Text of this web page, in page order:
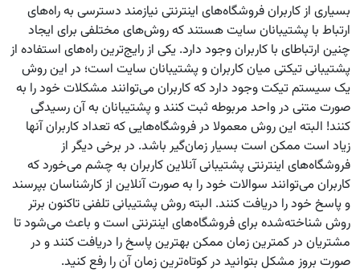
بسیاری از کاربران فروشگاه‌های اینترنتی نیازمند دسترسی به راه‌های
ارتباط با پشتیبانان سایت هستند که روش‌های مختلفی برای ایجاد
چنین ارتباطای با کاربران وجود دارد. یکی از رایج‌ترین راه‌های استفاده از
پشتیبانی تیکتی میان کاربران و پشتیبانان سایت است؛ در این روش
یک سیستم تیکت وجود دارد که کاربران می‌توانند مشکلات خود را به
صورت متنی در واحد مربوطه ثبت کنند و پشتیبانان به آن رسیدگی
کنند! البته این روش معمولا در فروشگاه‌هایی که تعداد کاربران آنها
زیاد است ممکن است بسیار زمان‌گیر باشد. در برخی دیگر از
فروشگاه‌های اینترنتی پشتیبانی آنلاین کاربران به چشم می‌خورد که
کاربران می‌توانند سوالات خود را به صورت آنلاین از کارشناسان بپرسند
و پاسخ خود را دریافت کنند. البته روش پشتیبانی تلفنی تاکنون برتر
روش شناخته‌شده برای فروشگاه‌های اینترنتی است و باعث می‌شود تا
مشتریان در کمترین زمان ممکن بهترین پاسخ را دریافت کنند و در
صورت بروز مشکل بتوانید در کوتاه‌ترین زمان آن را رفع کنید.